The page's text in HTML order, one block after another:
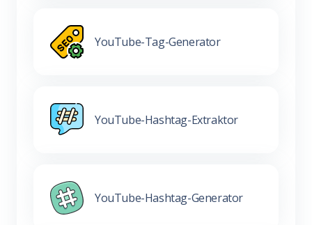
YouTube-Tag-Generator
YouTube-Hashtag-Extraktor
YouTube-Hashtag-Generator